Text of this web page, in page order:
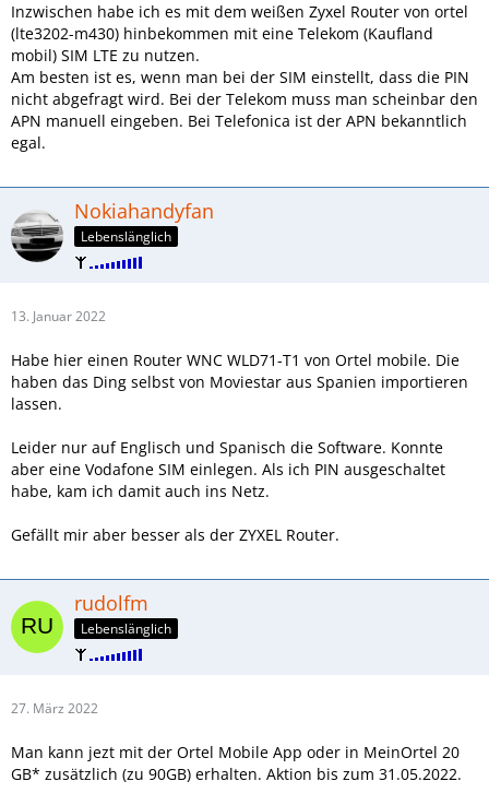
Inzwischen habe ich es mit dem weißen Zyxel Router von ortel
(lte3202-m430) hinbekommen mit eine Telekom (Kaufland
mobil) SIM LTE zu nutzen.
Am besten ist es, wenn man bei der SIM einstellt, dass die PIN
nicht abgefragt wird. Bei der Telekom muss man scheinbar den
APN manuell eingeben. Bei Telefonica ist der APN bekanntlich
egal.
Nokiahandyfan
Lebenslänglich
13. Januar 2022
Habe hier einen Router WNC WLD71-T1 von Ortel mobile. Die
haben das Ding selbst von Moviestar aus Spanien importieren
lassen.
Leider nur auf Englisch und Spanisch die Software. Konnte
aber eine Vodafone SIM einlegen. Als ich PIN ausgeschaltet
habe, kam ich damit auch ins Netz.
Gefällt mir aber besser als der ZYXEL Router.
rudolfm
Lebenslänglich
27. März 2022
Man kann jezt mit der Ortel Mobile App oder in MeinOrtel 20
GB* zusätzlich (zu 90GB) erhalten. Aktion bis zum 31.05.2022.